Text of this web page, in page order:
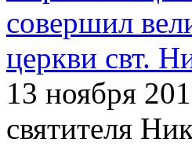
совершил
церкви свт.
13 ноября
святителя